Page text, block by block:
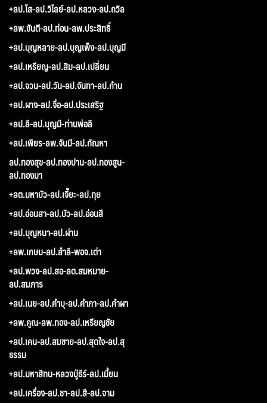
+ลป.โส-ลป.วิไลย์-ลป.หลวง-ลป.ถวิล
+ลพ.ขันตี-ลป.ท่อน-ลพ.ประสิทธิ์
+ลป.บุญหลาย-ลป.บุญเพ็ง-ลป.บุญมี
+ลป.เหรียญ-ลป.สิม-ลป.เปลี่ยน
+ลป.จวน-ลป.วัน-ลป.จันทา-ลป.ก้าน
+ลป.ผาง-ลป.จื่อ-ลป.ประเสริฐ
+ลป.ลี-ลป.บุญมี-ท่านพ่อลี
+ลป.เพียร-ลพ.จันมี-ลป.กัณหา
ลป.ทองสุข-ลป.ทองปาน-ลป.ทองสูน-
ลป.ทองมา
+ลต.มหาบัว-ลป.เจี๊ยะ-ลป.ทุย
+ลป.อ่อนสา-ลป.บัว-ลป.อ่อนสี
+ลป.บุญหนา-ลป.ผ่าน
+ลพ.เกษม-ลป.สำลี-พอจ.เต่า
+ลป.พวง-ลป.สอ-ลต.สมหมาย-
ลป.สมภาร
+ลป.เนย-ลป.คำบุ-ลป.คำภา-ลป.คำผา
+ลพ.คูณ-ลพ.ทอง-ลป.เหรียญชัย
+ลป.เคน-ลป.สมชาย-ลป.สุดใจ-ลป.สุ
ธรรม
+ลป.มหาสีทน-หลวงปู่ธีร์-ลป.เมี้ยน
+ลป.เครื่อง-ลป.ชา-ลป.สี-ลป.จาม